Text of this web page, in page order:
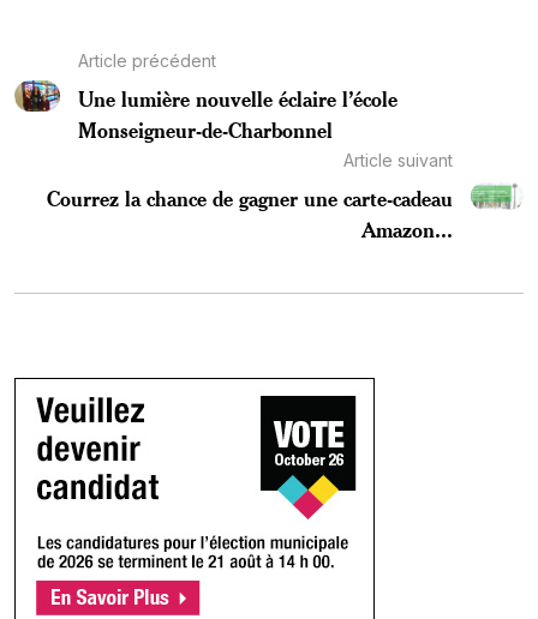
Article précédent
Une lumière nouvelle éclaire l’école
Monseigneur-de-Charbonnel
Article suivant
Courrez la chance de gagner une carte-cadeau
Amazon...